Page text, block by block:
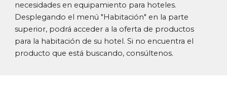
necesidades en equipamiento para hoteles.
Desplegando el menú "Habitación" en la parte
superior, podrá acceder a la oferta de productos
para la habitación de su hotel.Si no encuentra el
producto que está buscando, consúltenos.